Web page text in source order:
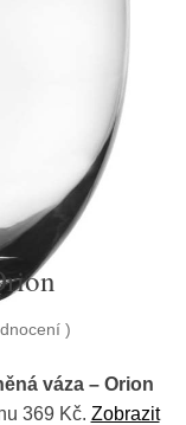
)
váza – Orion
369 Kč. Zobrazit